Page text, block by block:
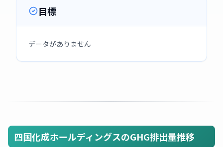
目標
データがありません
四国化成ホールディングスのGHG排出量推移